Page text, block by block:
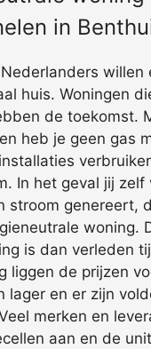
in
willen
huis. Woningen
de toekomst.
heb je geen gas
In het geval jij zelf
stroom genereert,
woning.
is dan verleden
liggen de prijzen
lager en er zijn
merken en
aan en de